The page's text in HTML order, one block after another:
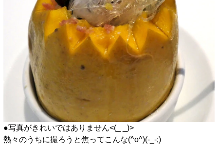
●写真がきれいではありません<(_ _)>
熱々のうちに撮ろうと焦ってこんな(^o^)(-_-;)